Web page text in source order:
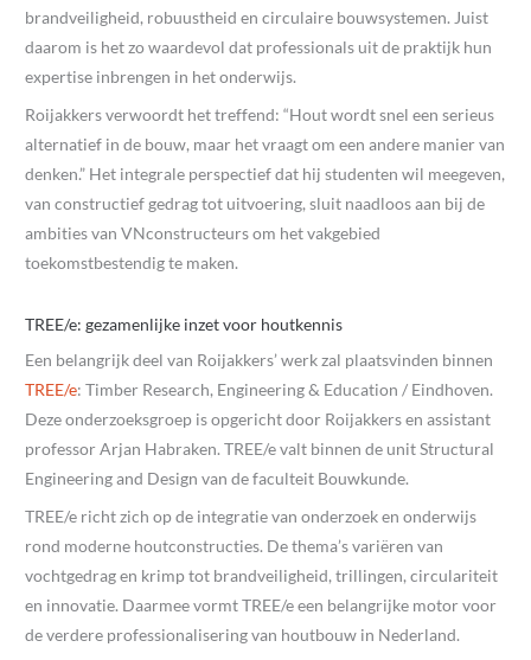
brandveiligheid, robuustheid en circulaire bouwsystemen. Juist
daarom is het zo waardevol dat professionals uit de praktijk hun
expertise inbrengen in het onderwijs.
Roijakkers verwoordt het treffend: “Hout wordt snel een serieus
alternatief in de bouw, maar het vraagt om een andere manier van
denken.” Het integrale perspectief dat hij studenten wil meegeven,
van constructief gedrag tot uitvoering, sluit naadloos aan bij de
ambities van VNconstructeurs om het vakgebied
toekomstbestendig te maken.
TREE/e: gezamenlijke inzet voor houtkennis
Een belangrijk deel van Roijakkers’ werk zal plaatsvinden binnen
TREE/e: Timber Research, Engineering & Education / Eindhoven.
Deze onderzoeksgroep is opgericht door Roijakkers en assistant
professor Arjan Habraken. TREE/e valt binnen de unit Structural
Engineering and Design van de faculteit Bouwkunde.
TREE/e richt zich op de integratie van onderzoek en onderwijs
rond moderne houtconstructies. De thema’s variëren van
vochtgedrag en krimp tot brandveiligheid, trillingen, circulariteit
en innovatie. Daarmee vormt TREE/e een belangrijke motor voor
de verdere professionalisering van houtbouw in Nederland.